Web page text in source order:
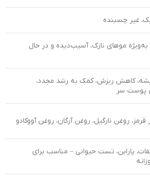
غیر چسبنده
به‌ویژه موهای نازک، آسیب‌دیده و در حال
کاهش ریزش، کمک به رشد مجدد،
پوست سر
قرمز، روغن نارگیل، روغن آرگان، روغن آووکادو
پارابن، تست حیوانی – مناسب برای